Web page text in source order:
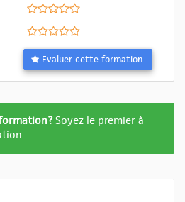
Evaluer cette formation.
Soyez le premier à